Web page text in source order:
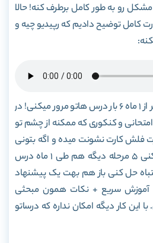
مشکل رو به طور کامل برطرف کنه! حالا
کامل توضیح دادیم که رپیدیو چیه و
توی سامانه رپیدیو توی کمتر از 1 ماه 6 بار درس هاتو مرور میکنی! در
و کنکوری که ممکنه از چشم تو
فلش کارت نشونت میده و اگه بتونی
فلش کارت رو درست حل کنی 5 مرحله دیگه هم طی 1 ماه درس
حل کنی باز هم بهت یک پیشنهاد
آموزش سریع + نکات همون مبحثی
کار دیگه امکان نداره که درساتو